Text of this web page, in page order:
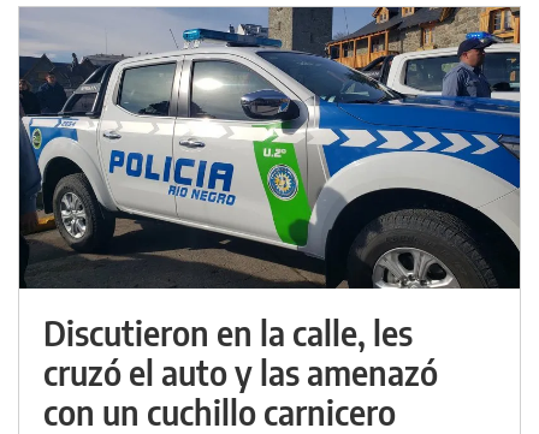
Discutieron en la calle, les
cruzó el auto y las amenazó
con un cuchillo carnicero